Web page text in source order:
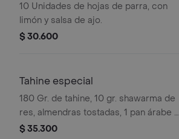
10 Unidades de hojas de parra, con
limón y salsa de ajo.
$ 30.600
Tahine especial
180 Gr. de tahine, 10 gr. shawarma de
res, almendras tostadas, 1 pan árabe y
salsa de ajo.
$ 35.300